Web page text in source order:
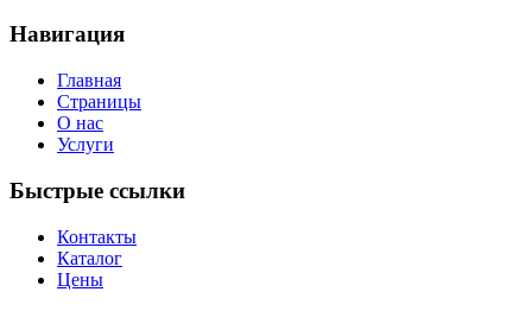
Навигация
Главная
Страницы
О нас
Услуги
Быстрые ссылки
Контакты
Каталог
Цены